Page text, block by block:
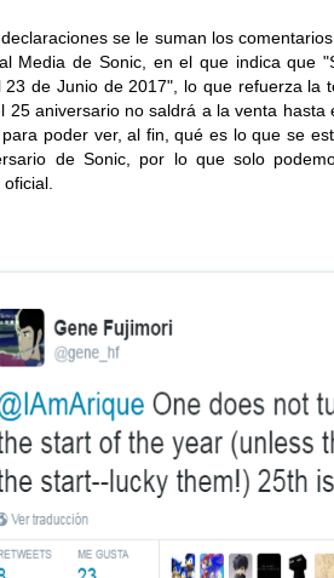
se le suman los
Media de Sonic, en el que indica que
23 de Junio de 2017", lo que refuerza la
25 aniversario no saldrá a la venta hasta
poder ver, al fin, qué es lo que se
de Sonic, por lo que solo